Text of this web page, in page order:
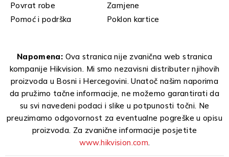
Povrat robe
Zamjene
Pomoć i podrška
Poklon kartice
Napomena: Ova stranica nije zvanična web stranica
kompanije Hikvision. Mi smo nezavisni distributer njihovih
proizvoda u Bosni i Hercegovini. Unatoč našim naporima
da pružimo tačne informacije, ne možemo garantirati da
su svi navedeni podaci i slike u potpunosti točni. Ne
preuzimamo odgovornost za eventualne pogreške u opisu
proizvoda. Za zvanične informacije posjetite
www.hikvision.com.